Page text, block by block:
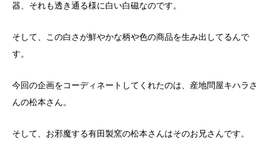
器、それも透き通る様に白い白磁なのです。
そして、この白さが鮮やかな柄や色の商品を生み出してるんで
す。
今回の企画をコーディネートしてくれたのは、産地問屋キハラさ
んの松本さん。
そして、お邪魔する有田製窯の松本さんはそのお兄さんです。